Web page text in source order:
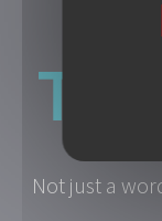
Not just a